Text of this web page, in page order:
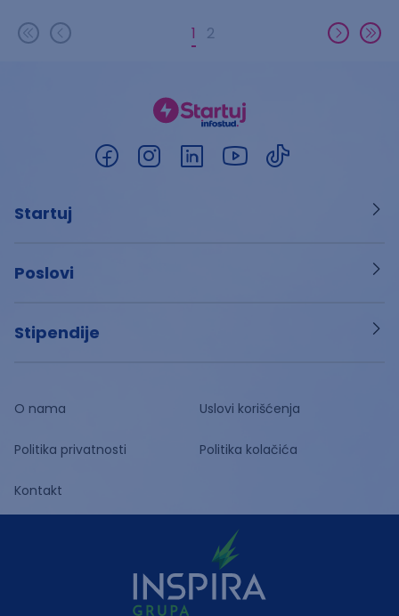
1 2
Startuj
Poslovi
Stipendije
O nama Uslovi korišćenja
Politika privatnosti Politika kolačića
Kontakt